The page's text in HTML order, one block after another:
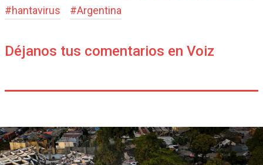
#hantavirus #Argentina
Déjanos tus comentarios en Voiz